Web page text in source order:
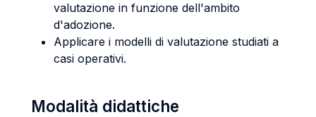
valutazione in funzione dell'ambito
d'adozione.
Applicare i modelli di valutazione studiati a
casi operativi.
Modalità didattiche